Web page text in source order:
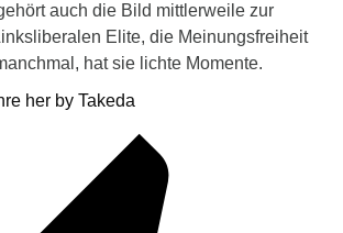
auch die Bild mittlerweile zur
Elite, die Meinungsfreiheit
hat sie lichte Momente.
her by Takeda